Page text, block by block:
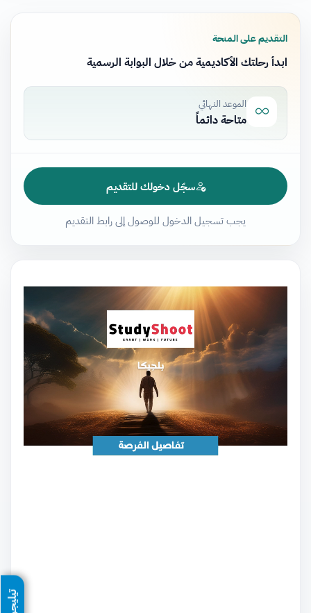
التقديم على المنحة
ابدأ رحلتك الأكاديمية من خلال البوابة الرسمية
الموعد النهائي
متاحة دائماً
سجّل دخولك للتقديم
يجب تسجيل الدخول للوصول إلى رابط التقديم
مشغل